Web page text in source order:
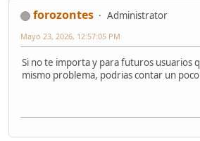
forozontes
Administrator
Mayo 23, 2026, 12:57:05 PM
Si no te importa y para futuros usuarios
mismo problema, podrias contar un